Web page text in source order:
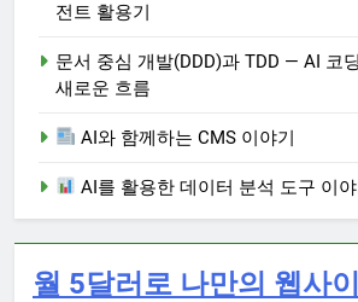
전트 활용기
문서 중심 개발(DDD)과 TDD — AI 코
새로운 흐름
AI와 함께하는 CMS 이야기
AI를 활용한 데이터 분석 도구 이
월 5달러로 나만의 웹사